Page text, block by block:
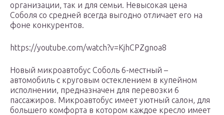
организации, так и для семьи. Невысокая цена
Соболя со средней всегда выгодно отличает его на
фоне конкурентов.
https://youtube.com/watch?v=KjhCPZgnoa8
Новый микроавтобус Соболь 6-местный –
автомобиль с круговым остеклением в купейном
исполнении, предназначен для перевозки 6
пассажиров. Микроавтобус имеет уютный салон, для
большего комфорта в котором каждое кресло имеет